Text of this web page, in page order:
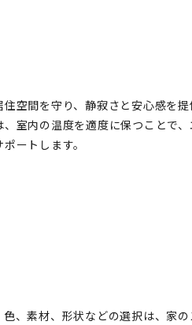
空間を守り、静寂さと安心感を提
室内の温度を適度に保つことで
ートします。
、素材、形状などの選択は、家